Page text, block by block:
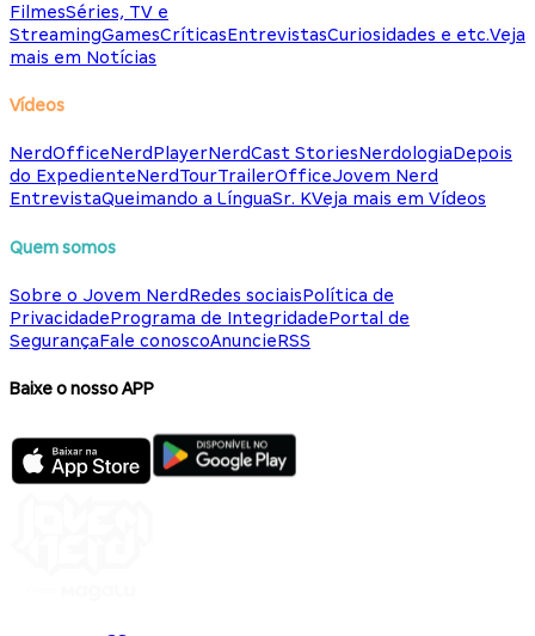
FilmesSéries, TV e
StreamingGamesCríticasEntrevistasCuriosidades e etc.Veja
mais em Notícias
Vídeos
NerdOfficeNerdPlayerNerdCast StoriesNerdologiaDepois
do ExpedienteNerdTourTrailerOfficeJovem Nerd
EntrevistaQueimando a LínguaSr. KVeja mais em Vídeos
Quem somos
Sobre o Jovem NerdRedes sociaisPolítica de
PrivacidadePrograma de IntegridadePortal de
SegurançaFale conoscoAnuncieRSS
Baixe o nosso APP